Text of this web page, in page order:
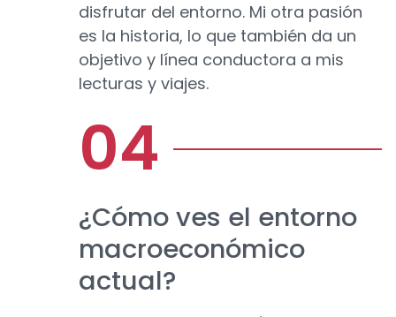
disfrutar del entorno. Mi otra pasión
es la historia, lo que también da un
objetivo y línea conductora a mis
lecturas y viajes.
¿Cómo ves el entorno
macroeconómico
actual?